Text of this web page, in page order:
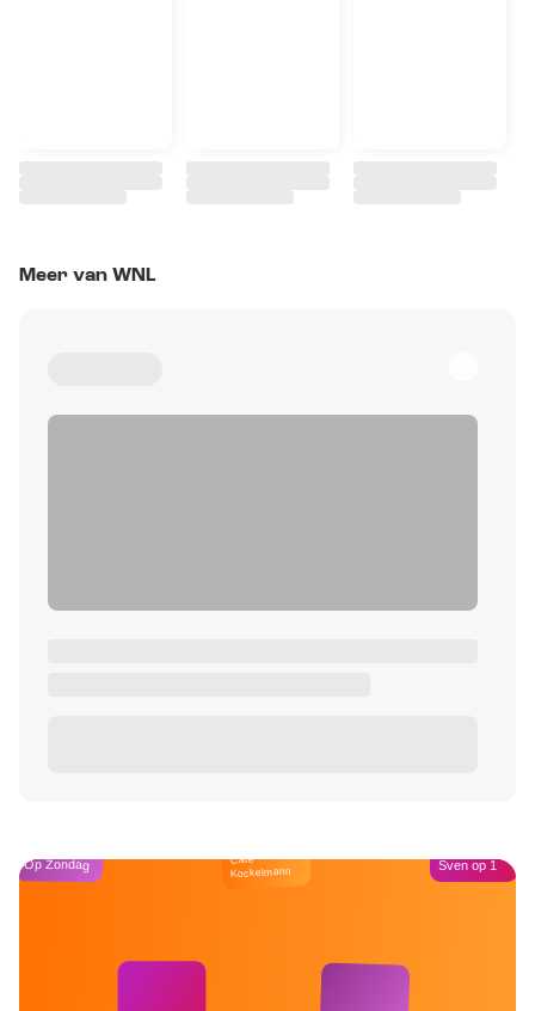
Meer van WNL
Op Zondag Café
Kockelmann Sven op 1